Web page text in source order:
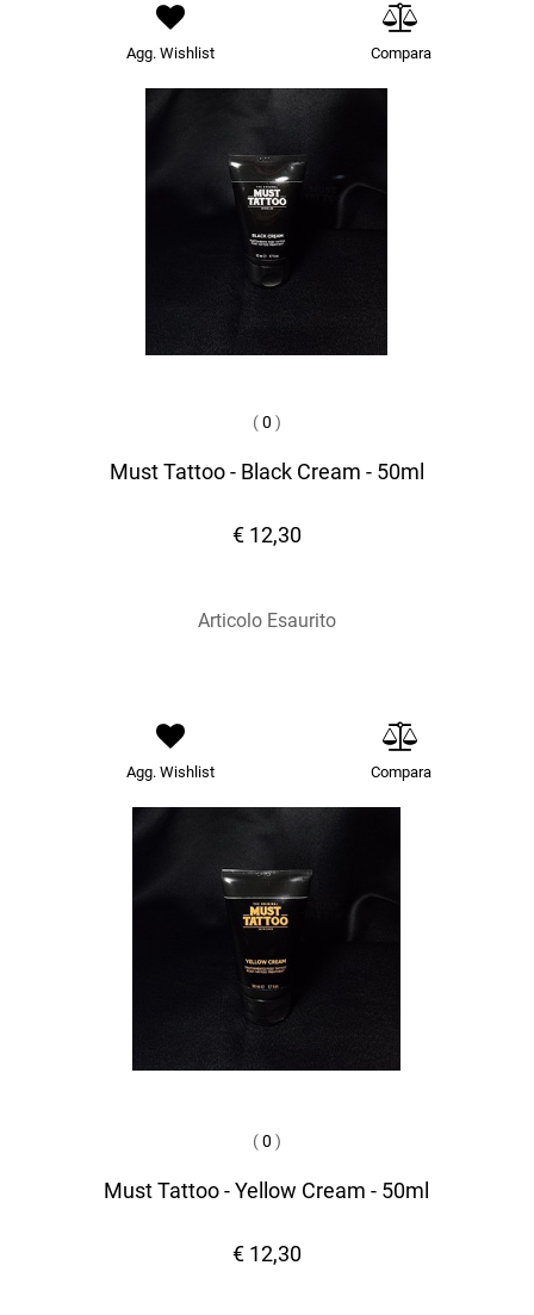
Agg. Wishlist Compara
(0 )
Must Tattoo - Black Cream - 50ml
€ 12,30
Articolo Esaurito
Agg. Wishlist Compara
(0 )
Must Tattoo - Yellow Cream - 50ml
€ 12,30